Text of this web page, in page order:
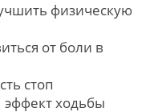
физическую
от боли в
стоп
ходьбы